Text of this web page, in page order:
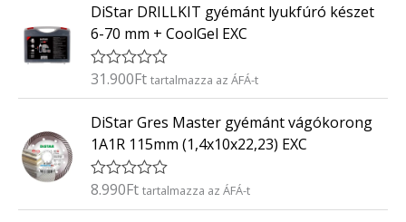
é
k
e
l
é
s
:
/
5
DiStar DRILLKIT gyémánt lyukfúró készet
6-70 mm + CoolGel EXC
É
é
k
e
l
s
:
31.900Ft tartalmazza az ÁFÁ-t
DiStar Gres Master gyémánt vágókorong
1A1R 115mm (1,4x10x22,23) EXC
É
8.990Ft tartalmazza az ÁFÁ-t